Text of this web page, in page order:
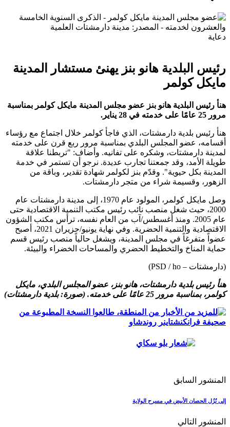
دعاية
رئيس البلدية هانو بنز يهنئ مستشار المدينة
مايكل كولمر
هنأ رئيس البلدية هانو بنز عضو مجلس المدينة مايكل كولمر بمناسبة
مرور 25 عامًا على خدمته في 28 يناير.
هنأ رئيس بلدية دارمشتات، الذي فاجأ كولمر خلال اجتماع مع رؤساء
أقسامه، عضو المجلس البلدي بمناسبة مرور ربع قرن على خدمته
لمدينة دارمشتات، وشكره على تفانيه. وأضاف: "تربطنا علاقة
طويلة الأمد، وقد جمعتنا تجارب عديدة. نرجو أن تستمر في خدمة
المدينة بكل حيوية". وقدّم بنز لكولمر شهادة تقدير، وباقة من
الزهور، وقسيمة شراء من متجر دارمشتات.
وصل مايكل كولمر، المولود عام 1970، إلى مدينة دارمشتات عام
2000، حيث شغل منصب نائب رئيس مكتب التنمية الاقتصادية حتى
عام 2005. ومنذ أغسطس/آب من العام نفسه، ترأس مكتب الشؤون
الاقتصادية والتنمية الحضرية. وفي نهاية يونيو/حزيران 2021، أصبح
عضواً متفرغاً في مجلس المدينة، ويشغل حالياً منصب رئيس قسم
حماية المناخ والتخطيط الحضري والمساحات الخضراء والبيئة.
(دارمشتات – PSD / ho)
هنأ رئيس بلدية دارمشتات، هانو بنز، عضو المجلس البلدي، مايكل
كولمر، بمناسبة مرور 25 عامًا على خدمته. (صورة: بلدية دارمشتات)
المنشور السابق
إلى نُزُل الحصان الأبيض في مسرح الولاية
المنشور التالي